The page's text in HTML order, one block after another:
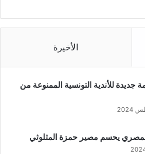
الأخيرة
جديدة للأندية التونسية الممنوعة من
يحسم مصير حمزة المثلوثي